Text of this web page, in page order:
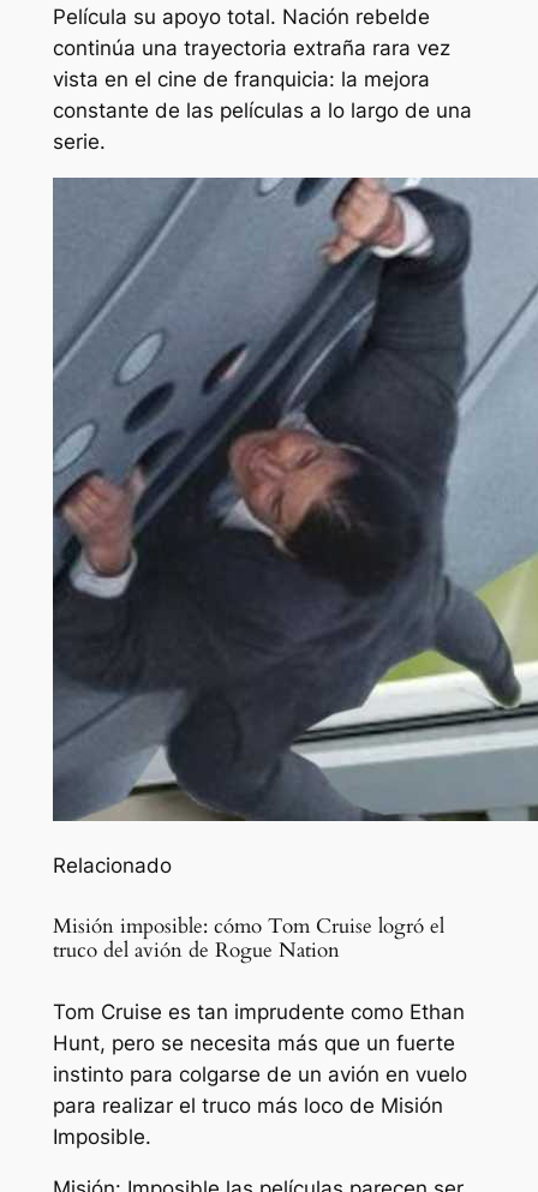
Película su apoyo total. Nación rebelde
continúa una trayectoria extraña rara vez
vista en el cine de franquicia: la mejora
constante de las películas a lo largo de una
serie.
Relacionado
Misión imposible: cómo Tom Cruise logró el
truco del avión de Rogue Nation
Tom Cruise es tan imprudente como Ethan
Hunt, pero se necesita más que un fuerte
instinto para colgarse de un avión en vuelo
para realizar el truco más loco de Misión
Imposible.